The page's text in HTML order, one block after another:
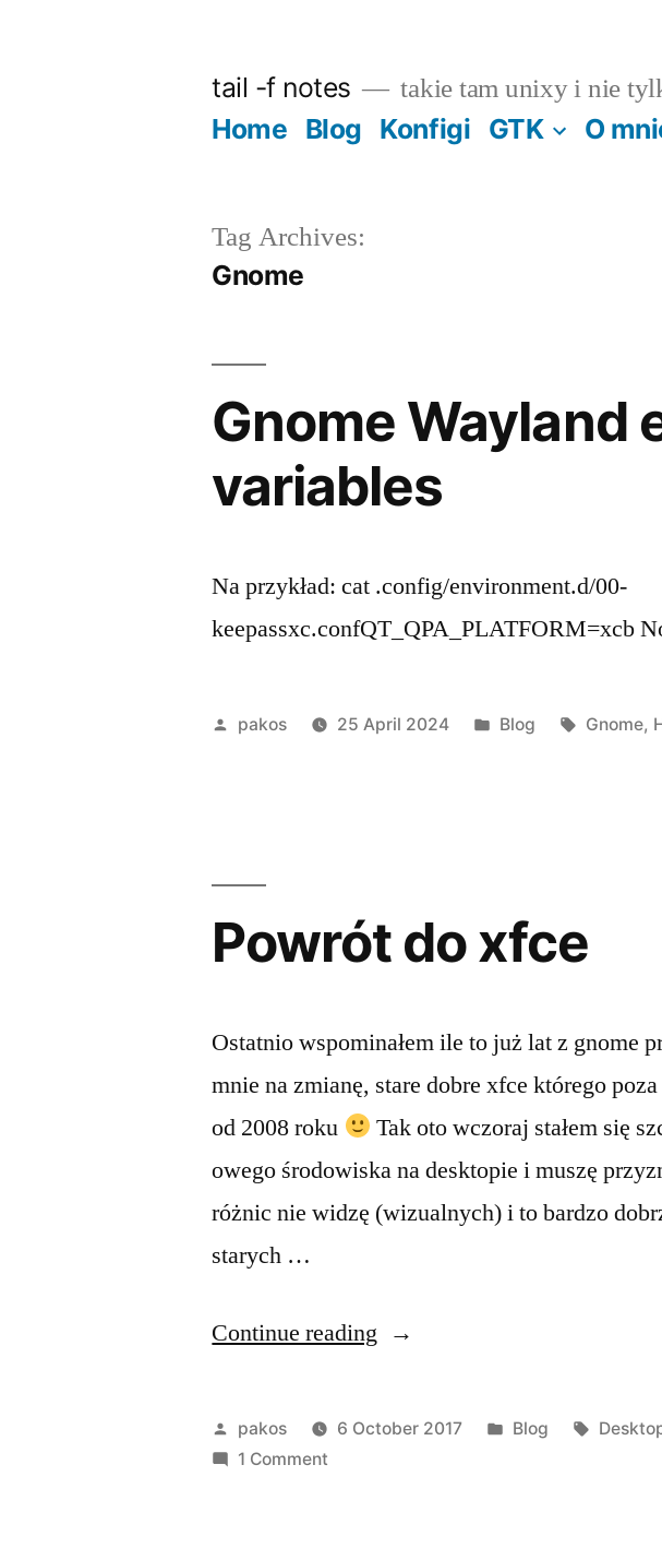
tail -f notes takie tam unixy i nie
Home Blog Konfigi GTK O
Tag Archives:
Gnome
Gnome Wayland
variables
Na przykład: cat .config/environment.d/00-
keepassxc.confQT_QPA_PLATFORM=xcb
Posted
pakos 25 April 2024
Posted
Blog Tags:
Gnome,
Powrót do xfce
Ostatnio wspominałem ile to już lat z gnome
mnie na zmianę, stare dobre xfce którego
od 2008 roku
Tak oto wczoraj stałem się
owego środowiska na desktopie i muszę
różnic nie widzę (wizualnych) i to bardzo
starych …
Continue reading “Powrót
xfce”
Posted
by
pakos 6 October 2017
Posted
Blog Tags:
1 Comment